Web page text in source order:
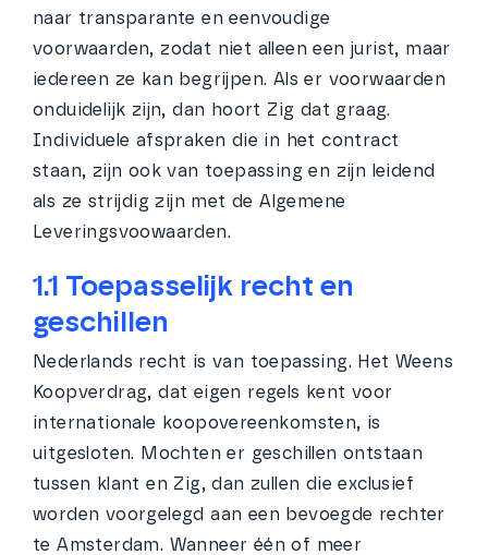
naar transparante en eenvoudige
voorwaarden, zodat niet alleen een jurist, maar
iedereen ze kan begrijpen. Als er voorwaarden
onduidelijk zijn, dan hoort Zig dat graag.
Individuele afspraken die in het contract
staan, zijn ook van toepassing en zijn leidend
als ze strijdig zijn met de Algemene
Leveringsvoowaarden.
1.1 Toepasselijk recht en
geschillen
Nederlands recht is van toepassing. Het Weens
Koopverdrag, dat eigen regels kent voor
internationale koopovereenkomsten, is
uitgesloten. Mochten er geschillen ontstaan
tussen klant en Zig, dan zullen die exclusief
worden voorgelegd aan een bevoegde rechter
te Amsterdam. Wanneer één of meer